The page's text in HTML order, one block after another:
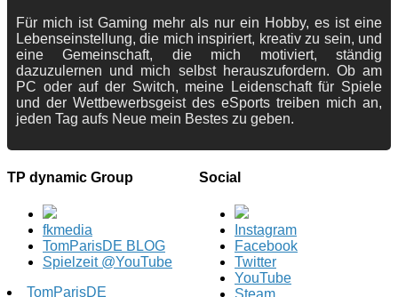
Für mich ist Gaming mehr als nur ein Hobby, es ist eine
Lebenseinstellung, die mich inspiriert, kreativ zu sein, und
eine Gemeinschaft, die mich motiviert, ständig
dazuzulernen und mich selbst herauszufordern. Ob am
PC oder auf der Switch, meine Leidenschaft für Spiele
und der Wettbewerbsgeist des eSports treiben mich an,
jeden Tag aufs Neue mein Bestes zu geben.
TP dynamic Group
fkmedia
TomParisDE BLOG
Spielzeit @YouTube
TomParisDE
Social
Instagram
Facebook
Twitter
YouTube
Steam